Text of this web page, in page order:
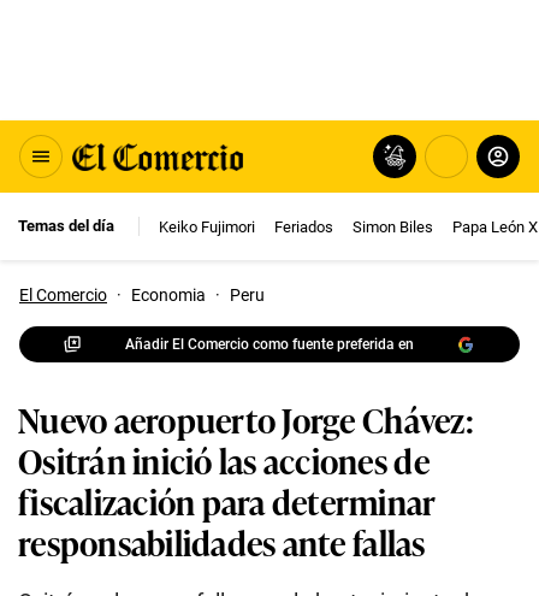
Temas del día Keiko Fujimori Feriados Simon Biles Papa León
El Comercio · Economia · Peru
Añadir El Comercio como fuente preferida en
Nuevo aeropuerto Jorge Chávez:
Ositrán inició las acciones de
fiscalización para determinar
responsabilidades ante fallas